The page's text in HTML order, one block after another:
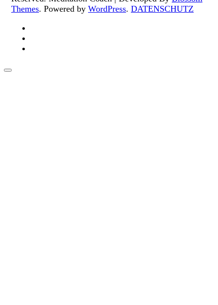
Themes. Powered by WordPress. DATENSCHUTZ